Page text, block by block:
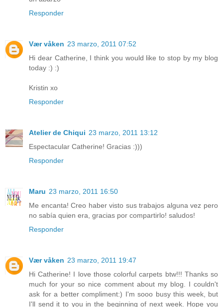
Responder
Vær våken 23 marzo, 2011 07:52
Hi dear Catherine, I think you would like to stop by my blog
today :) :)
Kristin xo
Responder
Atelier de Chiqui 23 marzo, 2011 13:12
Espectacular Catherine! Gracias :)))
Responder
Maru 23 marzo, 2011 16:50
Me encanta! Creo haber visto sus trabajos alguna vez pero
no sabía quien era, gracias por compartirlo! saludos!
Responder
Vær våken 23 marzo, 2011 19:47
Hi Catherine! I love those colorful carpets btw!!! Thanks so
much for your so nice comment about my blog. I couldn't
ask for a better compliment:) I'm sooo busy this week, but
I'll send it to you in the beginning of next week. Hope you